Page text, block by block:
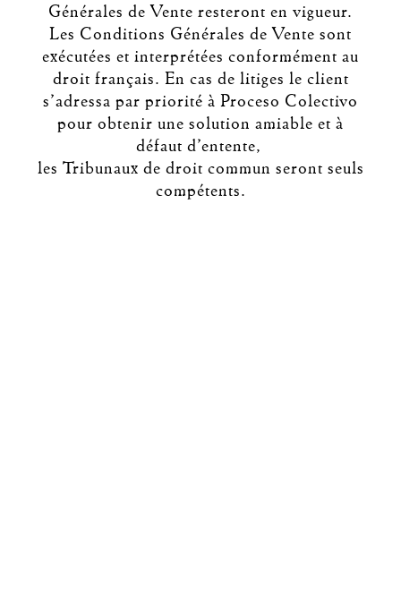
Générales de Vente resteront en vigueur.
Les Conditions Générales de Vente sont
exécutées et interprétées conformément au
droit français. En cas de litiges le client
s’adressa par priorité à Proceso Colectivo
pour obtenir une solution amiable et à
défaut d’entente,
les Tribunaux de droit commun seront seuls
compétents.